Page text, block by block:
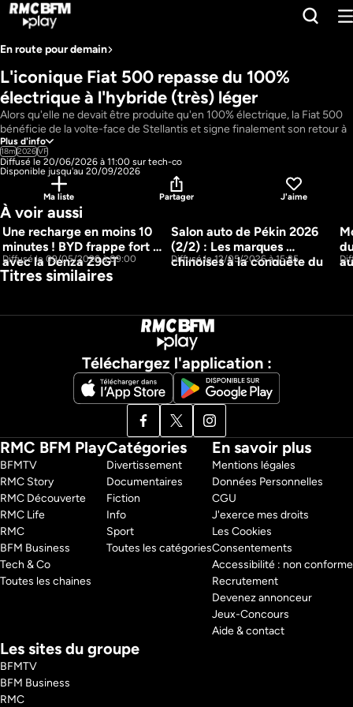
En route pour demain
L'iconique Fiat 500 repasse du 100%
électrique à l'hybride (très) léger
Alors qu'elle ne devait être produite qu'en 100% électrique, la Fiat 500
bénéficie de la volte-face de Stellantis et signe finalement son retour à
l'hybride en récupérant le bloc 1.0 litre essence de 65 chevaux en
hybridation 12 volts, associé à une boîte 6 vitesses. Un retour en arrière
sur le plan de la conduite qui doit permettre de relancer les ventes de
ce modèle italien iconique.
France
Présentateur : Julien Bonnet
Plus d'info
18m2026VF
Diffusé le 20/06/2026 à 11:00 sur tech-co
Disponible jusqu'au 20/09/2026
Ma liste Partager J'aime
À voir aussi
2 JOURS
Une recharge en moins 10
minutes ! BYD frappe fort
avec la Denza Z9GT
Diffusé le 09/05/2026 à 09:00
15m
Salon auto de Pékin 2026
(2/2) : Les marques
chinoises à la conquête du
Diffusé le 12/05/2026 à 15:35
Titres similaires
Téléchargez l'application :
RMC BFM Play
BFMTV
RMC Story
RMC Découverte
RMC Life
RMC
BFM Business
Tech & Co
Toutes les chaines
Catégories
Divertissement
Documentaires
Fiction
Info
Sport
Toutes les catégories
En savoir plus
Mentions légales
Données Personnelles
CGU
J'exerce mes droits
Les Cookies
Consentements
Accessibilité : non conforme
Recrutement
Devenez annonceur
Jeux-Concours
Aide & contact
Les sites du groupe
BFMTV
BFM Business
RMC